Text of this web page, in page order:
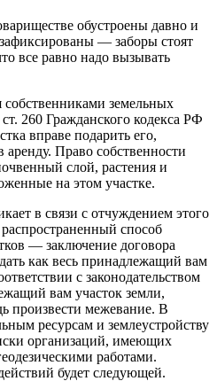
обустроены давно и
— заборы стоят
все равно надо вызывать
земельных
260 Гражданского кодекса РФ
вправе подарить его,
аренду. Право собственности
слой, растения и
на этом участке.
в связи с отчуждением этого
способ
— заключение договора
как весь принадлежащий вам
с законодательством
вам участок земли,
произвести межевание. В
ресурсам и землеустройству
организаций, имеющих
работами.
будет следующей.